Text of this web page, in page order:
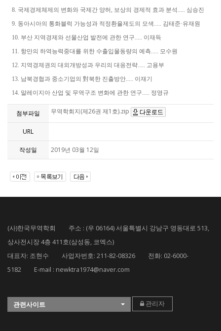
8. 국제경제체제의 변화와 국제간 양허, 보상의 경제적 효과 분석..... 심승진
9. 동아시아의 통화블럭 가능성과 적정환율제도의 모색..... 김태준·유재원
10. 부산 지역경제와 선물산업 발전에 관한 연구..... 이재득
11. 항만의 하역능력중대를 위한 수출입물동량의 예측..... 모수원
12. 지역경제권의 대외개방성과 우리의 대응전략..... 고용부
13. 남북경협과 중소기업의 對북한 진출방안..... 이재기
14. 말레이지아 산업 및 무역구조 변화에 관한 연구..... 정영규
첨부파일 무역학회지(제26권 제1호).zip
URL
작성일 2019년 03월 12일
(사)한국무역학회 주소 : (우 06164) 서울특별시 강남구 영동대로 513,
상사전시장 4층 411호(삼성동, 코엑스)
대표자: 조현수 사업자번호: 211-82-08326 전화: 02-6000-
5182 E-mail : newktra1974@naver.com
관련사이트 관리자